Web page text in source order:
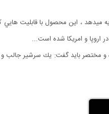
، اين محصول با قابليت هايي
اروپا و امريكا شده است...
و مختصر باید گفت: يك سرشير